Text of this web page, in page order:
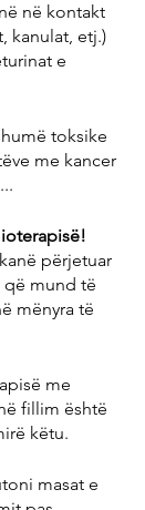
në kontakt
kanulat, etj.)
e
toksike
me kancer
përjetuar
mund të
mënyra të
me
fillim është
këtu.
masat e